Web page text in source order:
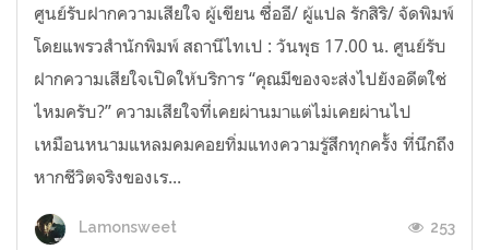
ศูนย์รับฝากความเสียใจ ผู้เขียน ซื่ออี/ ผู้แปล รักสิริ/ จัดพิมพ์
โดยแพรวสำนักพิมพ์ สถานีไทเป : วันพุธ 17.00 น. ศูนย์รับ
ฝากความเสียใจเปิดให้บริการ “คุณมีของจะส่งไปยังอดีตใช่
ไหมครับ?” ความเสียใจที่เคยผ่านมาแต่ไม่เคยผ่านไป
เหมือนหนามแหลมคมคอยทิ่มแทงความรู้สึกทุกครั้ง ที่นึกถึง
หากชีวิตจริงของเร...
Lamonsweet 253